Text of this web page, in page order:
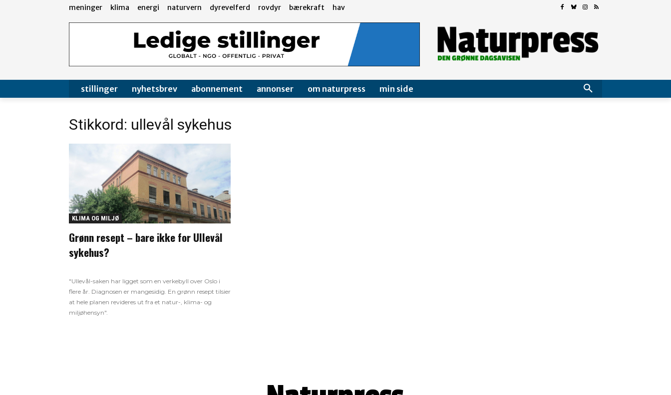
meninger klima energi naturvern dyrevelferd rovdyr bærekraft hav
stillinger nyhetsbrev abonnement annonser om naturpress min side
Stikkord: ullevål sykehus
KLIMA OG MILJØ
Grønn resept – bare ikke for Ullevål
sykehus?
"Ullevål-saken har ligget som en verkebyll over Oslo i
flere år. Diagnosen er mangesidig. En grønn resept tilsier
at hele planen revideres ut fra et natur-, klima- og
miljøhensyn".